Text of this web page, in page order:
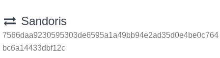
Sandoris
7566daa9230595303de6595a1a49bb94e2ad35d0e4be0c764
bc6a14433dbf12c